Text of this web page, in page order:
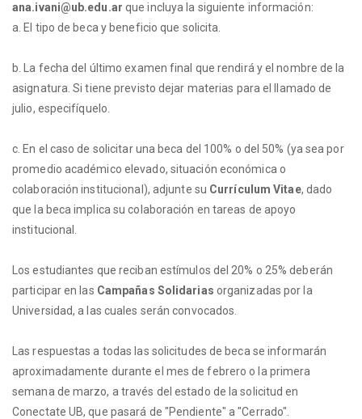
ana.ivani@ub.edu.ar que incluya la siguiente información:
a. El tipo de beca y beneficio que solicita.
b. La fecha del último examen final que rendirá y el nombre de la
asignatura. Si tiene previsto dejar materias para el llamado de
julio, especifíquelo.
c. En el caso de solicitar una beca del 100% o del 50% (ya sea por
promedio académico elevado, situación económica o
colaboración institucional), adjunte su Currículum Vitae, dado
que la beca implica su colaboración en tareas de apoyo
institucional.
Los estudiantes que reciban estímulos del 20% o 25% deberán
participar en las Campañas Solidarias organizadas por la
Universidad, a las cuales serán convocados.
Las respuestas a todas las solicitudes de beca se informarán
aproximadamente durante el mes de febrero o la primera
semana de marzo, a través del estado de la solicitud en
Conectate UB, que pasará de "Pendiente" a "Cerrado".